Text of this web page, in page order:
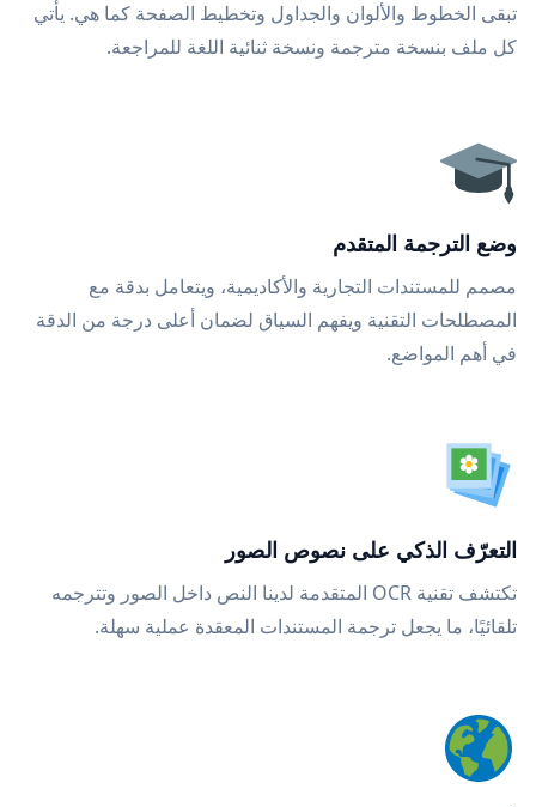
تبقى الخطوط والألوان والجداول وتخطيط الصفحة كما هي. يأتي
كل ملف بنسخة مترجمة ونسخة ثنائية اللغة للمراجعة.
وضع الترجمة المتقدم
مصمم للمستندات التجارية والأكاديمية، ويتعامل بدقة مع
المصطلحات التقنية ويفهم السياق لضمان أعلى درجة من الدقة
في أهم المواضع.
التعرّف الذكي على نصوص الصور
تكتشف تقنية OCR المتقدمة لدينا النص داخل الصور وتترجمه
تلقائيًا، ما يجعل ترجمة المستندات المعقدة عملية سهلة.